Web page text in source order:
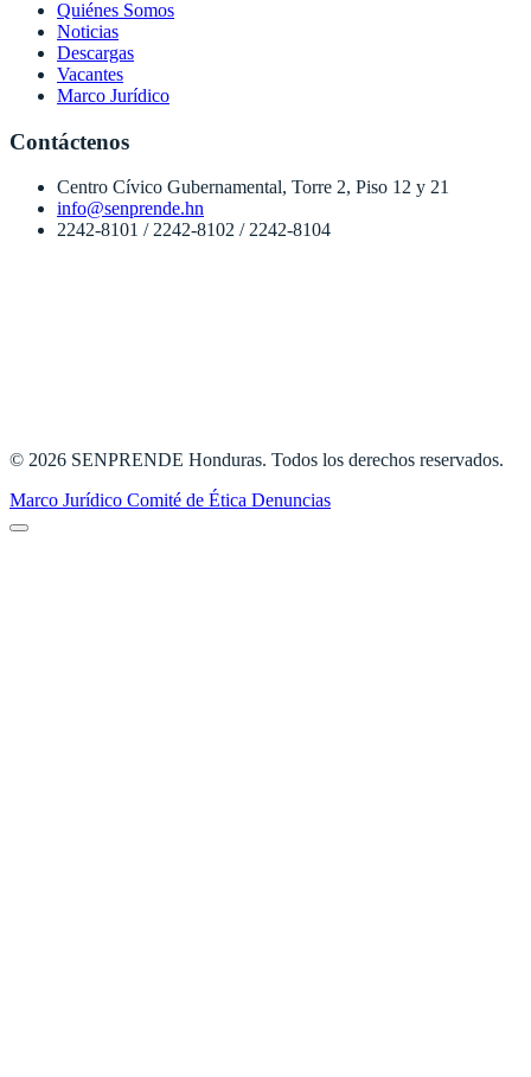
Quiénes Somos
Noticias
Descargas
Vacantes
Marco Jurídico
Contáctenos
Centro Cívico Gubernamental, Torre 2, Piso 12 y 21
info@senprende.hn
2242-8101 / 2242-8102 / 2242-8104
© 2026 SENPRENDE Honduras. Todos los derechos reservados.
Marco Jurídico Comité de Ética Denuncias